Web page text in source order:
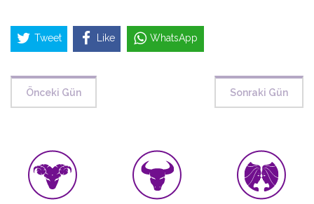
Tweet Like WhatsApp
Önceki Gün Sonraki Gün